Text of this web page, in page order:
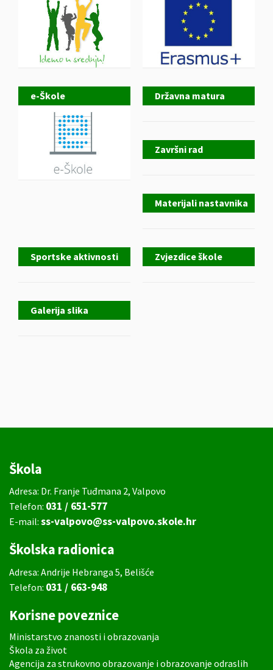
e-Škole Državna matura
Završni rad
Materijali nastavnika
Sportske aktivnosti Zvjezdice škole
Galerija slika
Škola
Adresa: Dr. Franje Tuđmana 2, Valpovo
Telefon: 031 / 651-577
E-mail: ss-valpovo@ss-valpovo.skole.hr
Školska radionica
Adresa: Andrije Hebranga 5, Belišće
Telefon: 031 / 663-948
Korisne poveznice
Ministarstvo znanosti i obrazovanja
Škola za život
Agencija za strukovno obrazovanje i obrazovanje odraslih